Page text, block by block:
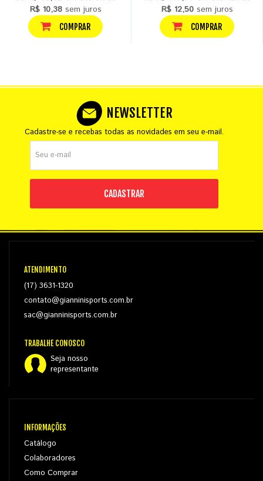
R$ 10,38sem juros
COMPRAR
R$ 12,50sem juros
COMPRAR
NEWSLETTER
Cadastre-se e recebas todas as novidades em seu e-mail.
CADASTRAR
ATENDIMENTO
(17) 3631-1320
contato@gianninisports.com.br
sac@gianninisports.com.br
TRABALHE CONOSCO
Seja nosso
representante
INFORMAÇÕES
Catálogo
Colaboradores
Como Comprar